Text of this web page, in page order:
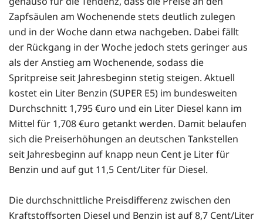
Zapfsäulen am Wochenende stets deutlich zulegen
und in der Woche dann etwa nachgeben. Dabei fällt
der Rückgang in der Woche jedoch stets geringer aus
als der Anstieg am Wochenende, sodass die
Spritpreise seit Jahresbeginn stetig steigen. Aktuell
kostet ein Liter Benzin (SUPER E5) im bundesweiten
Durchschnitt 1,795 €uro und ein Liter Diesel kann im
Mittel für 1,708 €uro getankt werden. Damit belaufen
sich die Preiserhöhungen an deutschen Tankstellen
seit Jahresbeginn auf knapp neun Cent je Liter für
Benzin und auf gut 11,5 Cent/Liter für Diesel.
Die durchschnittliche Preisdifferenz zwischen den
Kraftstoffsorten Diesel und Benzin ist auf 8,7 Cent/Liter